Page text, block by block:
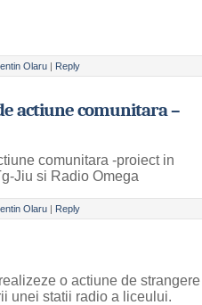
Olaru | Reply
actiune comunitara –
comunitara -proiect in
Jiu si Radio Omega
Olaru | Reply
o actiune de
unei statii radio a liceului.